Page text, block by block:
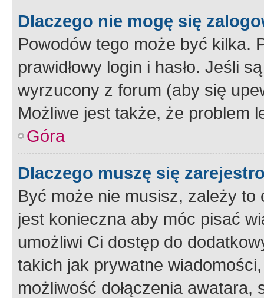
Dlaczego nie mogę się
Powodów tego może być kilka.
prawidłowy login i hasło. Jeśli
wyrzucony z forum (aby się
Możliwe jest także, że problem
Góra
Dlaczego muszę się
Być może nie musisz, zależy
jest konieczna aby móc pisać
umożliwi Ci dostęp do
takich jak prywatne
możliwość dołączenia